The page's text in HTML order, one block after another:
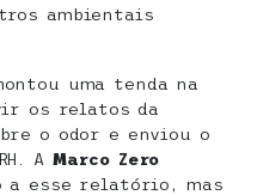
ambientais
uma tenda na
os relatos da
o odor e enviou o
A Marco Zero
esse relatório, mas